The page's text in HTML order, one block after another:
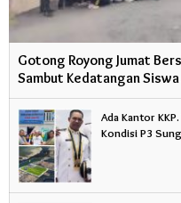
Gotong Royong Jumat
Sambut Kedatangan
Ada Kantor
Kondisi P3